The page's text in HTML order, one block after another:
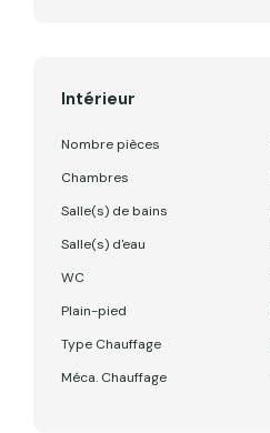
Intérieur
Nombre pièces
Chambres
Salle(s) de bains
Salle(s) d'eau
WC
Plain-pied
Type Chauffage
Méca. Chauffage